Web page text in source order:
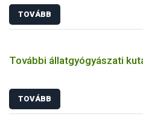
TOVÁBB
További állatgyógyászati
TOVÁBB